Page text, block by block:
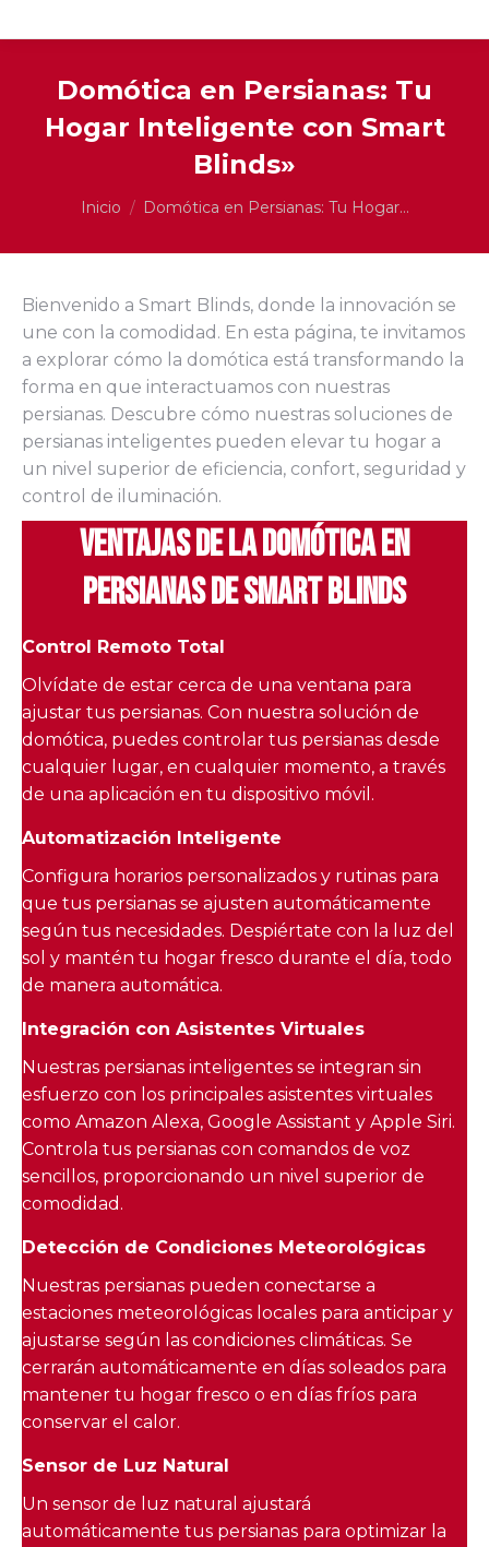
Domótica en Persianas: Tu
Hogar Inteligente con Smart
Blinds»
Estás aquí:
Inicio Domótica en Persianas: Tu Hogar…
Bienvenido a Smart Blinds, donde la innovación se
une con la comodidad. En esta página, te invitamos
a explorar cómo la domótica está transformando la
forma en que interactuamos con nuestras
persianas. Descubre cómo nuestras soluciones de
persianas inteligentes pueden elevar tu hogar a
un nivel superior de eficiencia, confort, seguridad y
control de iluminación.
Ventajas de la Domótica en
Persianas de Smart Blinds
Control Remoto Total
Olvídate de estar cerca de una ventana para
ajustar tus persianas. Con nuestra solución de
domótica, puedes controlar tus persianas desde
cualquier lugar, en cualquier momento, a través
de una aplicación en tu dispositivo móvil.
Automatización Inteligente
Configura horarios personalizados y rutinas para
que tus persianas se ajusten automáticamente
según tus necesidades. Despiértate con la luz del
sol y mantén tu hogar fresco durante el día, todo
de manera automática.
Integración con Asistentes Virtuales
Nuestras persianas inteligentes se integran sin
esfuerzo con los principales asistentes virtuales
como Amazon Alexa, Google Assistant y Apple Siri.
Controla tus persianas con comandos de voz
sencillos, proporcionando un nivel superior de
comodidad.
Detección de Condiciones Meteorológicas
Nuestras persianas pueden conectarse a
estaciones meteorológicas locales para anticipar y
ajustarse según las condiciones climáticas. Se
cerrarán automáticamente en días soleados para
mantener tu hogar fresco o en días fríos para
conservar el calor.
Sensor de Luz Natural
Un sensor de luz natural ajustará
automáticamente tus persianas para optimizar la